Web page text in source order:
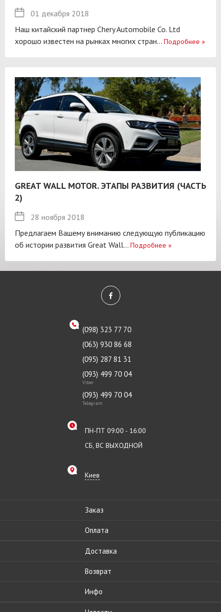
01 декабря 2018
Наш китайский партнер Chery Automobile Co. Ltd
хорошо известен на рынках многих стран... Подробнее »
GREAT WALL MOTOR. ЭТАПЫ РАЗВИТИЯ (ЧАСТЬ
2)
28 ноября 2018
Предлагаем Вашему вниманию следующую публикацию
об истории развития Great Wall... Подробнее »
(098) 323 77 70
(063) 930 86 68
(095) 287 81 31
(093) 499 70 04
Viber
(093) 499 70 04
Telegram
ПН-ПТ 09:00 - 16:00
СБ, ВС ВЫХОДНОЙ
Киев
Заказ
Оплата
Доставка
Возврат
Инфо